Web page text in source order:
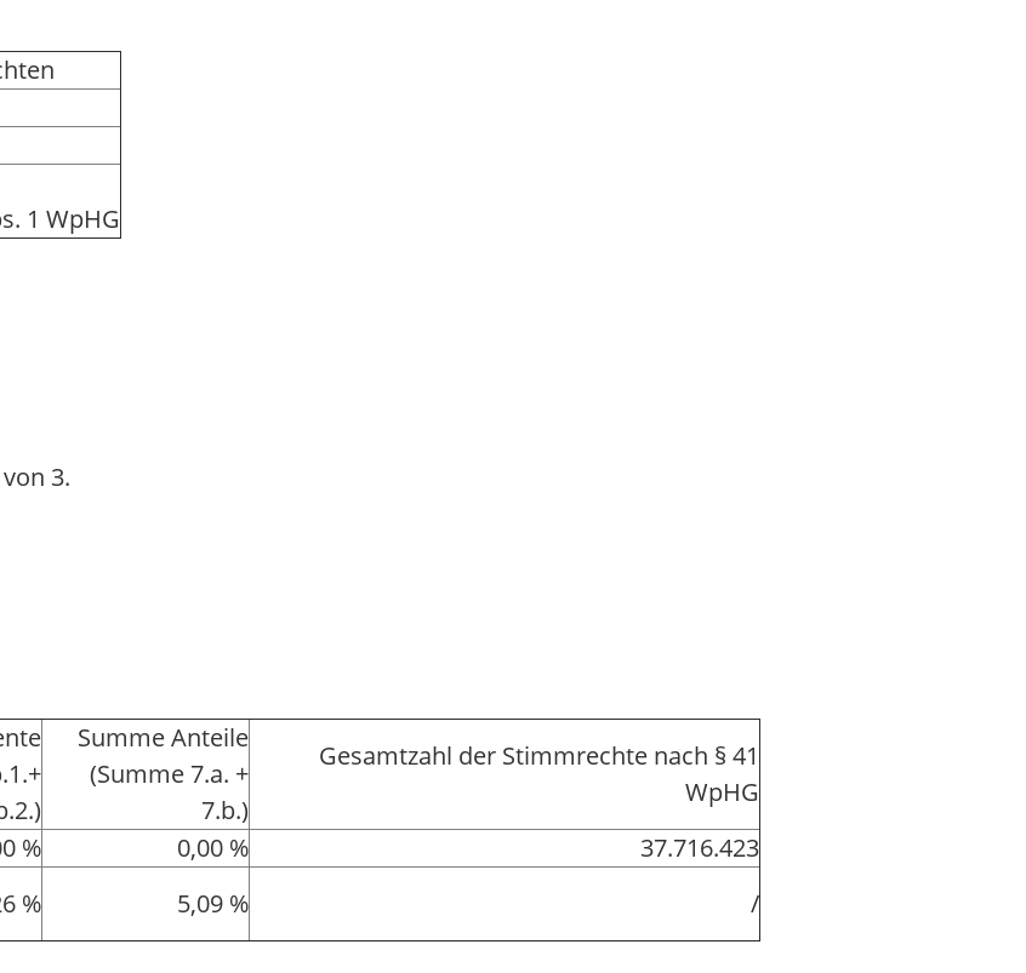
1 WpHG
3.
Summe Anteile
(Summe 7.a. +
7.b.)
Gesamtzahl der Stimmrechte nach § 41
WpHG
% 0,00 %
37.716.423
% 5,09 % /